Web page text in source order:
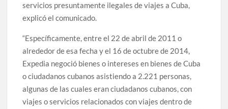
servicios presuntamente ilegales de viajes a Cuba,
explicó el comunicado.
“Específicamente, entre el 22 de abril de 2011 o
alrededor de esa fecha y el 16 de octubre de 2014,
Expedia negoció bienes o intereses en bienes de Cuba
o ciudadanos cubanos asistiendo a 2.221 personas,
algunas de las cuales eran ciudadanos cubanos, con
viajes o servicios relacionados con viajes dentro de